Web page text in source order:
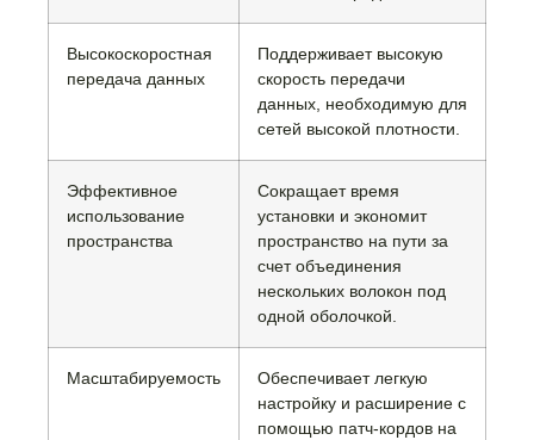
Высокоскоростная
передача данных
Поддерживает высокую
скорость передачи
данных, необходимую для
сетей высокой плотности.
Эффективное
использование
пространства
Сокращает время
установки и экономит
пространство на пути за
счет объединения
нескольких волокон под
одной оболочкой.
Масштабируемость
Обеспечивает легкую
настройку и расширение с
помощью патч-кордов на